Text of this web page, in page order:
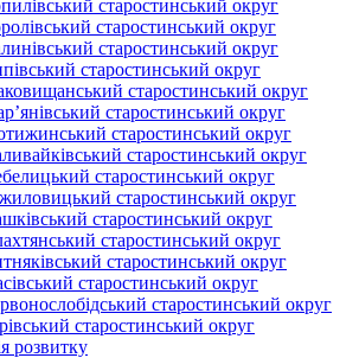
старостинський округ
старостинський округ
старостинський округ
старостинський округ
старостинський округ
старостинський округ
старостинський округ
старостинський округ
старостинський округ
старостинський округ
старостинський округ
старостинський округ
старостинський округ
старостинський округ
старостинський округ
старостинський округ
розвитку